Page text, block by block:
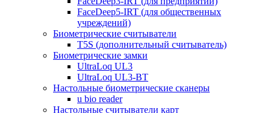
FaceDeep5-IRT (для общественных
учреждений)
Биометрические считыватели
T5S (дополнительный считыватель)
Биометрические замки
UltraLoq UL3
UltraLoq UL3-BT
Настольные биометрические сканеры
u bio reader
Настольные считыватели карт